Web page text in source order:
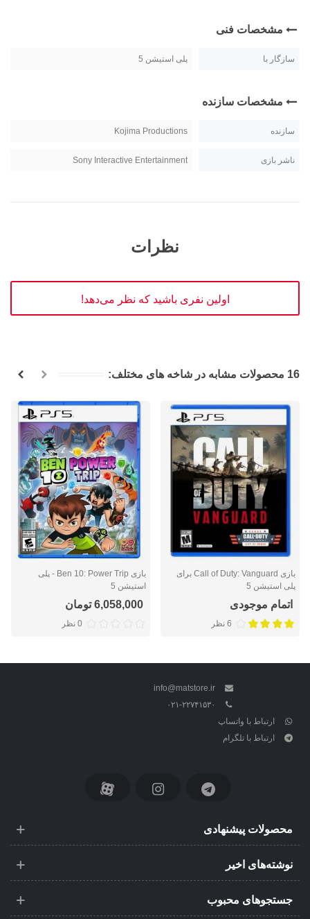
مشخصات فنی
سازگار با پلی استیشن 5
مشخصات سازنده
سازنده Kojima Productions
ناشر بازی Sony Interactive Entertainment
نظرات
اولین نفری باشید که نظر می‌دهد!
16 محصولات مشابه در شاخه های مختلف:
بازی Call of Duty: Vanguard برای
پلی استیشن 5
اتمام موجودی
6 نظر
بازی Ben 10: Power Trip - پلی
استیشن 5
6,058,000 تومان
0 نظر
info@matstore.ir
۰۲۱-۲۲۷۴۱۵۳۰
ارتباط با واتساپ
ارتباط با تلگرام
محصولات پیشنهادی
نوشته‌های اخیر
جستجوهای محبوب